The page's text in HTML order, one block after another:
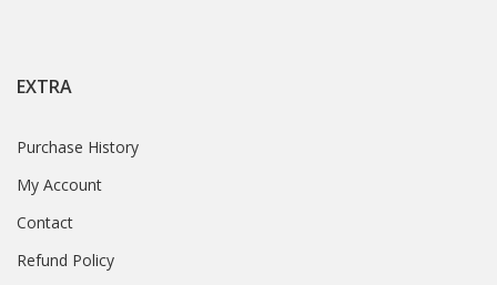
EXTRA
Purchase History
My Account
Contact
Refund Policy